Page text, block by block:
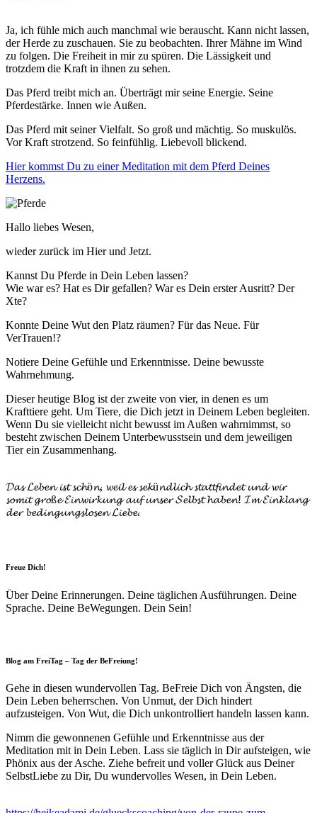
Ja, ich fühle mich auch manchmal wie berauscht. Kann nicht lassen,
der Herde zu zuschauen. Sie zu beobachten. Ihrer Mähne im Wind
zu folgen. Die Freiheit in mir zu spüren. Die Lässigkeit und
trotzdem die Kraft in ihnen zu sehen.
Das Pferd treibt mich an. Überträgt mir seine Energie. Seine
Pferdestärke. Innen wie Außen.
Das Pferd mit seiner Vielfalt. So groß und mächtig. So muskulös.
Vor Kraft strotzend. So feinfühlig. Liebevoll blickend.
Hier kommst Du zu einer Meditation mit dem Pferd Deines
Herzens.
Hallo liebes Wesen,
wieder zurück im Hier und Jetzt.
Kannst Du Pferde in Dein Leben lassen?
Wie war es? Hat es Dir gefallen? War es Dein erster Ausritt? Der
Xte?
Konnte Deine Wut den Platz räumen? Für das Neue. Für
VerTrauen!?
Notiere Deine Gefühle und Erkenntnisse. Deine bewusste
Wahrnehmung.
Dieser heutige Blog ist der zweite von vier, in denen es um
Krafttiere geht. Um Tiere, die Dich jetzt in Deinem Leben begleiten.
Wenn Du sie vielleicht nicht bewusst im Außen wahrnimmst, so
besteht zwischen Deinem Unterbewusstsein und dem jeweiligen
Tier ein Zusammenhang.
𝓓𝓪𝓼 𝓛𝓮𝓫𝓮𝓷 𝓲𝓼𝓽 𝓼𝓬𝓱ö𝓷, 𝔀𝓮𝓲𝓵 𝓮𝓼 𝓼𝓮𝓴ü𝓷𝓭𝓵𝓲𝓬𝓱 𝓼𝓽𝓪𝓽𝓽𝓯𝓲𝓷𝓭𝓮𝓽 𝓾𝓷𝓭 𝔀𝓲𝓻
𝓼𝓸𝓶𝓲𝓽 𝓰𝓻𝓸ß𝓮 𝓔𝓲𝓷𝔀𝓲𝓻𝓴𝓾𝓷𝓰 𝓪𝓾𝓯 𝓾𝓷𝓼𝓮𝓻 𝓢𝓮𝓵𝓫𝓼𝓽 𝓱𝓪𝓫𝓮𝓷! 𝓘𝓶 𝓔𝓲𝓷𝓴𝓵𝓪𝓷𝓰
𝓭𝓮𝓻 𝓫𝓮𝓭𝓲𝓷𝓰𝓾𝓷𝓰𝓼𝓵𝓸𝓼𝓮𝓷 𝓛𝓲𝓮𝓫𝓮.
Freue Dich!
Über Deine Erinnerungen. Deine täglichen Ausführungen. Deine
Sprache. Deine BeWegungen. Dein Sein!
Blog am FreiTag – Tag der BeFreiung!
Gehe in diesen wundervollen Tag. BeFreie Dich von Ängsten, die
Dein Leben beherrschen. Von Unmut, der Dich hindert
aufzusteigen. Von Wut, die Dich unkontrolliert handeln lassen kann.
Nimm die gewonnenen Gefühle und Erkenntnisse aus der
Meditation mit in Dein Leben. Lass sie täglich in Dir aufsteigen, wie
Phönix aus der Asche. Ziehe befreit und voller Glück aus Deiner
SelbstLiebe zu Dir, Du wundervolles Wesen, in Dein Leben.